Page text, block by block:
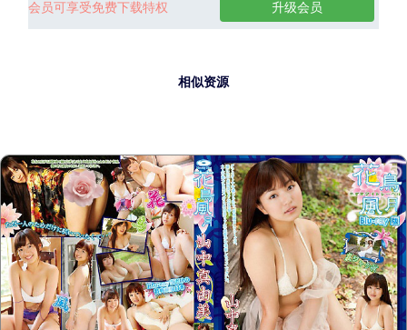
会员可享受免费下载特权 升级会员
相似资源